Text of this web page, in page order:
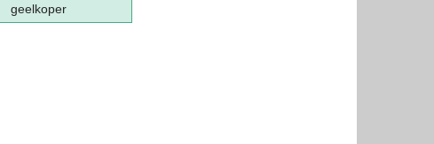
geelkoper